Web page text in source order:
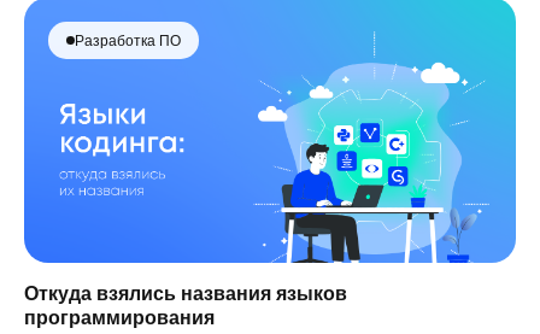
Разработка ПО
Откуда взялись названия языков
программирования